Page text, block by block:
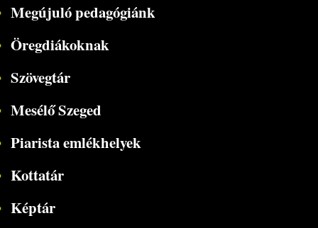
Megújuló pedagógiánk
Öregdiákoknak
Szövegtár
Mesélő Szeged
Piarista emlékhelyek
Kottatár
Képtár